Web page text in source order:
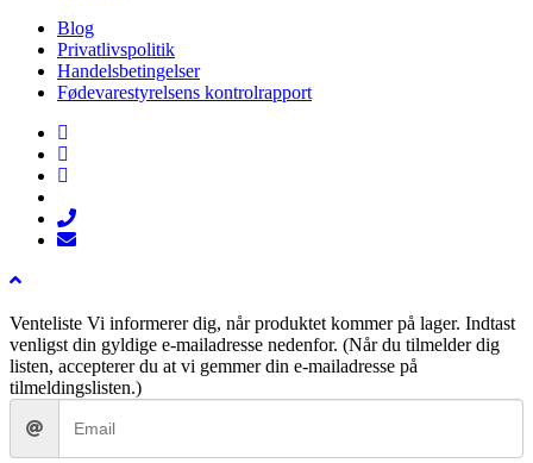
Blog
Privatlivspolitik
Handelsbetingelser
Fødevarestyrelsens kontrolrapport
facebook
linkedin
instagram
phone
email
Venteliste Vi informerer dig, når produktet kommer på lager. Indtast
venligst din gyldige e-mailadresse nedenfor. (Når du tilmelder dig
listen, accepterer du at vi gemmer din e-mailadresse på
tilmeldingslisten.)